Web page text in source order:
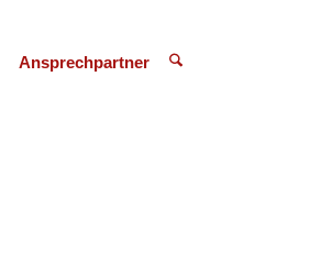
Ansprechpartner